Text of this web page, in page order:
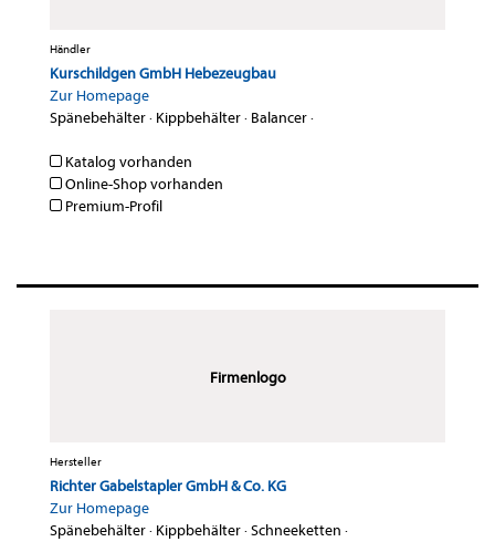
Händler
Kurschildgen GmbH Hebezeugbau
Zur Homepage
Spänebehälter· Kippbehälter· Balancer·
Katalog vorhanden
Online-Shop vorhanden
Premium-Profil
Firmenlogo
Hersteller
Richter Gabelstapler GmbH & Co. KG
Zur Homepage
Spänebehälter· Kippbehälter·Schneeketten ·